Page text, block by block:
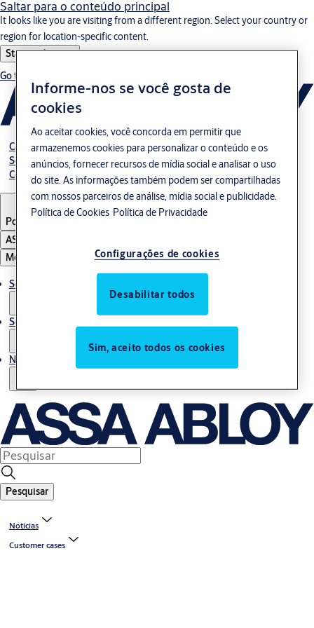
Saltar para o conteúdo principal
It looks like you are visiting from a different region. Select your country or
region for location-specific content.
Stay on this site
Go to Ireland
Career
Sobre nós
Contato
Portugal
ASSA ABLOY Group
Menu
Solução
Serviços
Notícias
Pesquisar
Notícias
Customer cases
Informe-nos se você gosta de
cookies
Ao aceitar cookies, você concorda em permitir que
armazenemos cookies para personalizar o conteúdo e os
anúncios, fornecer recursos de mídia social e analisar o uso
do site. As informações também podem ser compartilhadas
com nossos parceiros de análise, mídia social e publicidade.
Política de Cookies Política de Privacidade
Configurações de cookies
Desabilitar todos
Sim, aceito todos os cookies